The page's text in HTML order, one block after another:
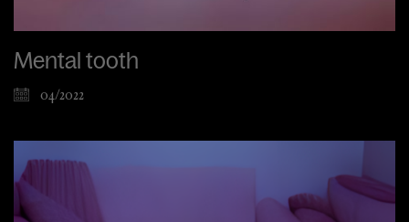
Mental tooth
04/2022